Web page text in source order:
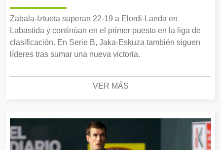
Zabala-Iztueta superan 22-19 a Elordi-Landa en
Labastida y continúan en el primer puesto en la liga de
clasificación. En Serie B, Jaka-Eskuza también siguen
líderes tras sumar una nueva victoria.
VER MÁS